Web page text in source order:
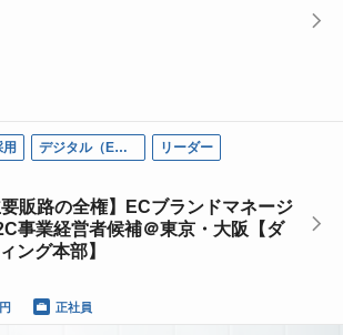
デジタル（EC） リーダー
要販路の全権】ECブランドマネージ
事業経営者候補＠東京・大阪【ダ
ング本部】
正社員